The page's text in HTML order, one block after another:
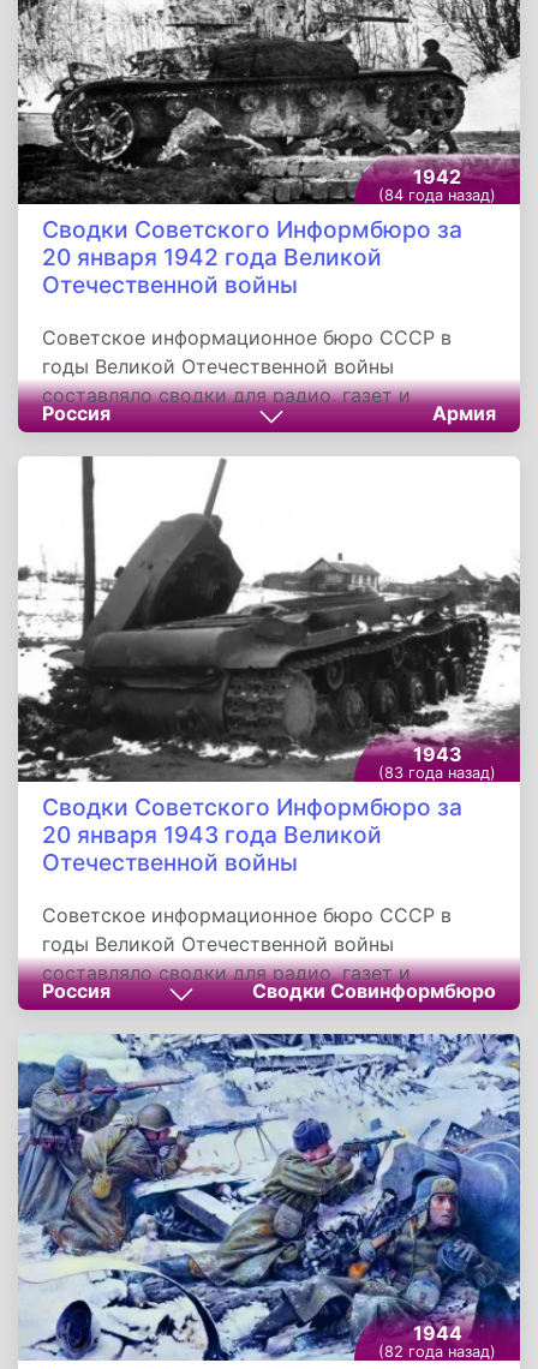
прошла город и вышла на западе, рубеж
Кукарино. Для дальнейшего разгрома после
взятия Можайска было организовано
преследование противника в направлении
Уварово.
1942
(84 года назад)
Сводки Советского Информбюро за
20 января 1942 года Великой
Отечественной войны
Советское информационное бюро СССР в
годы Великой Отечественной войны
составляло сводки для радио, газет и
журналов о положении на фронтах, работе
тыла, о партизанском движении,
информируя...
Россия Армия
1943
(83 года назад)
Сводки Советского Информбюро за
20 января 1943 года Великой
Отечественной войны
Советское информационное бюро СССР в
годы Великой Отечественной войны
составляло сводки для радио, газет и
журналов о положении на фронтах, работе
тыла, о партизанском движении,
информируя...
Россия Сводки Совинформбюро
1944
(82 года назад)